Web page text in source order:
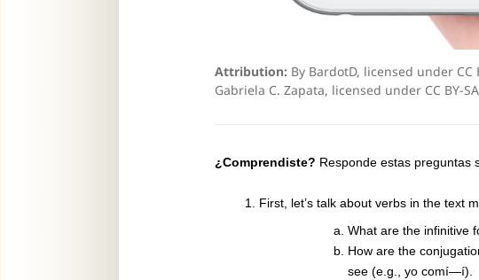
Attribution: By BardotD, licensed under CC
Gabriela C. Zapata, licensed under CC BY-
¿Comprendiste? Responde estas preguntas
First, let’s talk about verbs in the text
What are the infinitive
How are the
see (e.g., yo comí—í).